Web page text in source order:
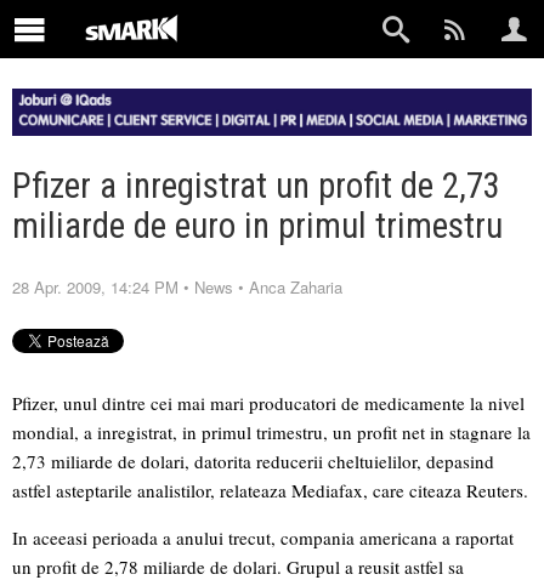
Pfizer a inregistrat un profit de 2,73
miliarde de euro in primul trimestru
28 Apr. 2009, 14:24 PM • News • Anca Zaharia
Pfizer, unul dintre cei mai mari producatori de medicamente la nivel
mondial, a inregistrat, in primul trimestru, un profit net in stagnare la
2,73 miliarde de dolari, datorita reducerii cheltuielilor, depasind
astfel asteptarile analistilor, relateaza Mediafax, care citeaza Reuters.
In aceeasi perioada a anului trecut, compania americana a raportat
un profit de 2,78 miliarde de dolari. Grupul a reusit astfel sa